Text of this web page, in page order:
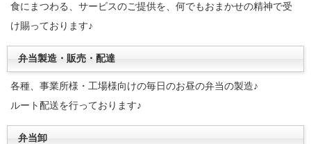
食にまつわる、サービスのご提供を、何でもおまかせの精神で受
け賜っております♪
弁当製造・販売・配達
各種、事業所様・工場様向けの毎日のお昼の弁当の製造♪
ルート配送を行っております♪
弁当卸